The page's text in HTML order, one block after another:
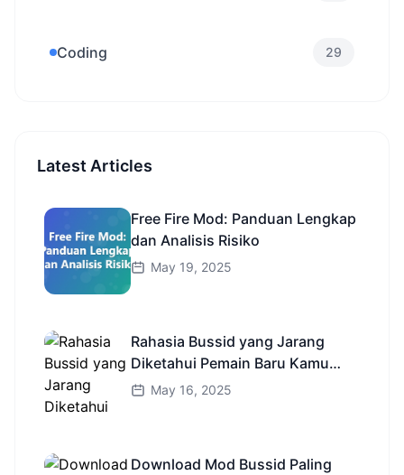
Coding 29
Latest Articles
Free Fire Mod: Panduan Lengkap
dan Analisis Risiko
May 19, 2025
Rahasia Bussid yang Jarang
Diketahui Pemain Baru Kamu
Wajib Coba!
May 16, 2025
Download Mod Bussid Paling